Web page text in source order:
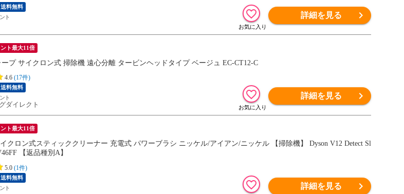
送料無料
詳細を見る
ト最大11倍
ープ サイクロン式 掃除機 遠心分離 タービンヘッドタイプ ベージュ EC-CT12-C
4.6 (17件)
送料無料
ダイレクト
詳細を見る
ト最大11倍
クロン式スティッククリーナー 充電式 パワーブラシ ニッケル/アイアン/ニッケル 【掃除機】 Dyson V12 Detect Sl
【返品種別A】
5.0 (1件)
送料無料
詳細を見る